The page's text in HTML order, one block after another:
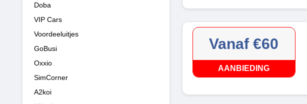
Doba
VIP Cars
Voordeeluitjes
GoBusi
Oxxio
SimCorner
A2koi
Vanaf €60
AANBIEDING